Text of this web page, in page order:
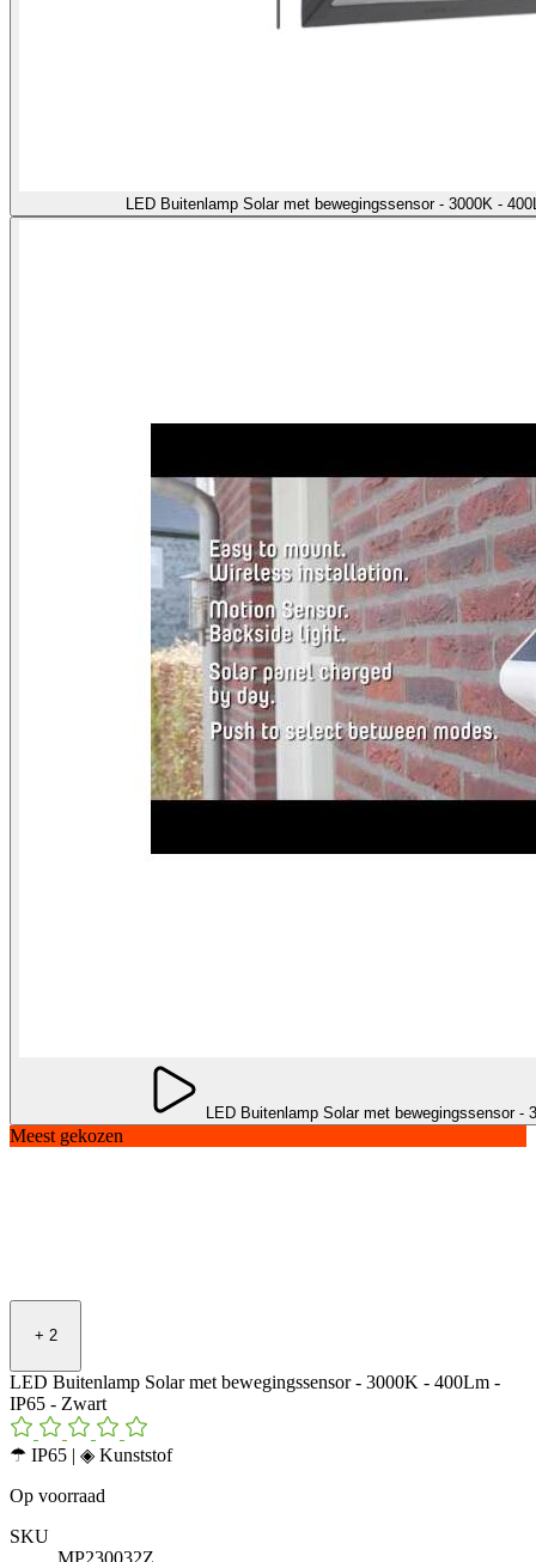
LED Buitenlamp Solar met bewegingssensor - 3000K -
LED Buitenlamp Solar met bewegingssensor -
Meest gekozen
+ 2
LED Buitenlamp Solar met bewegingssensor - 3000K - 400Lm -
IP65 - Zwart
☂ IP65 | ◈ Kunststof
Op voorraad
SKU
MP230032Z